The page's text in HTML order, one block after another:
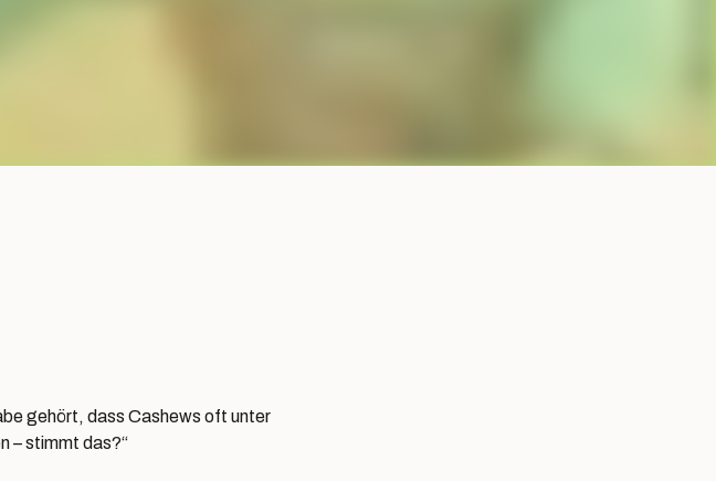
gehört, dass Cashews oft unter
– stimmt das?“